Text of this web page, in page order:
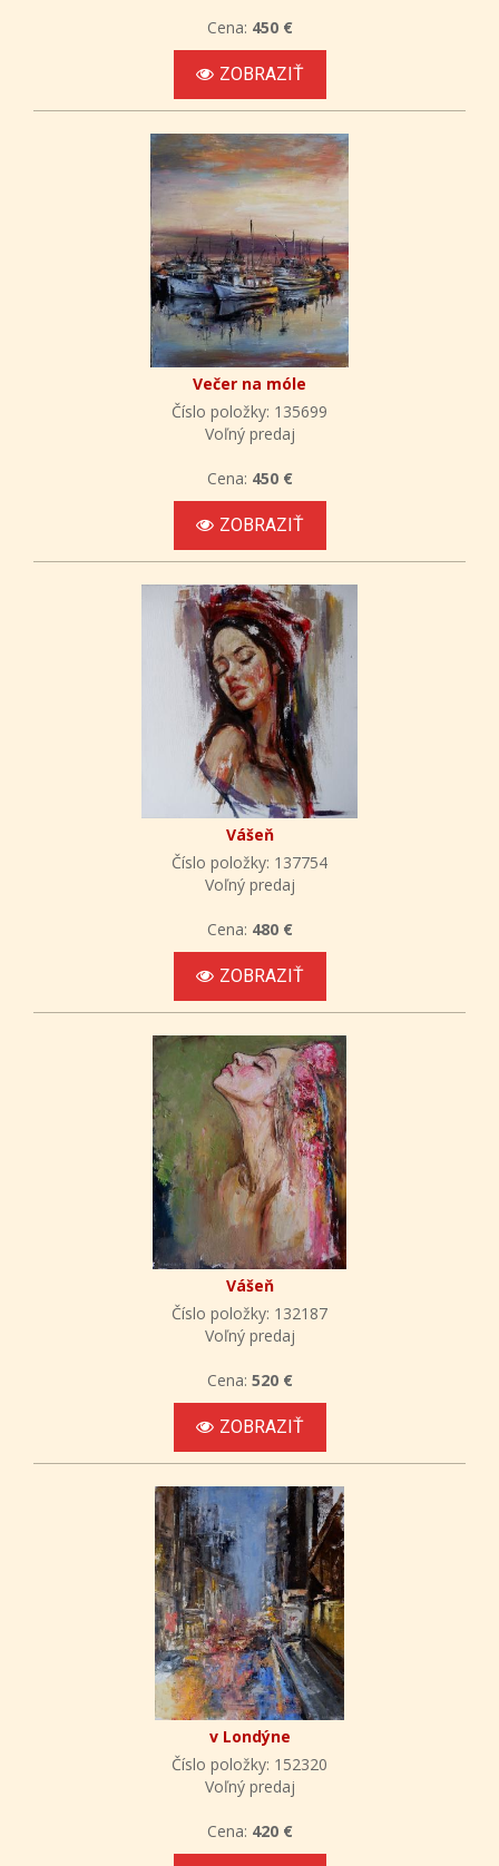
Cena: 450 €
ZOBRAZIŤ
Večer na móle
Číslo položky: 135699
Voľný predaj
Cena: 450 €
ZOBRAZIŤ
Vášeň
Číslo položky: 137754
Voľný predaj
Cena: 480 €
ZOBRAZIŤ
Vášeň
Číslo položky: 132187
Voľný predaj
Cena: 520 €
ZOBRAZIŤ
v Londýne
Číslo položky: 152320
Voľný predaj
Cena: 420 €